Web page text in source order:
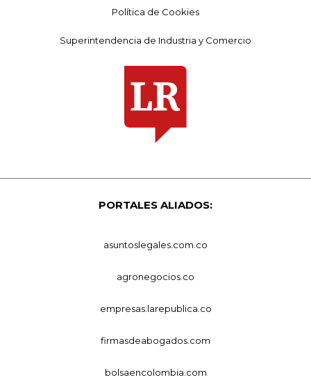
Política de Cookies
Superintendencia de Industria y Comercio
PORTALES ALIADOS:
asuntoslegales.com.co
agronegocios.co
empresas.larepublica.co
firmasdeabogados.com
bolsaencolombia.com